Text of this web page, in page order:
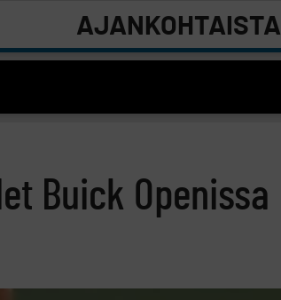
AJANKOHTAISTA
Buick Openissa